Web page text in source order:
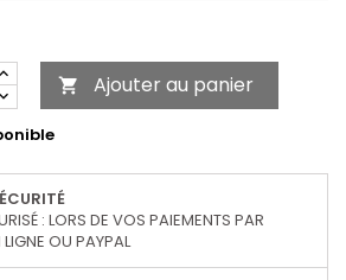
 Ajouter au panier
: LORS DE VOS PAIEMENTS PAR
OU PAYPAL